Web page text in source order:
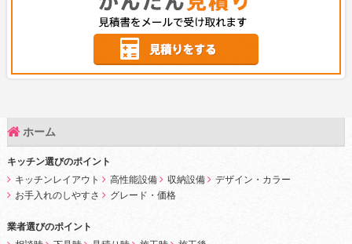
ホーム
キッチン選びのポイント
キッチンレイアウト
高性能設備 収納設備
デザイン・カラー
お手入れのしやすさ
グレード・価格
業者選びのポイント